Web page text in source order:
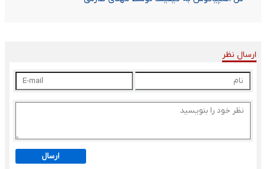
ارسال نظر
ارسال